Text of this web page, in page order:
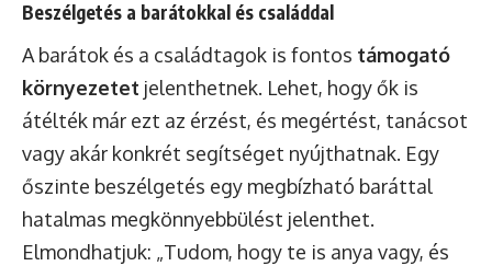
Beszélgetés a barátokkal és családdal
A barátok és a családtagok is fontos támogató
környezetet jelenthetnek. Lehet, hogy ők is
átélték már ezt az érzést, és megértést, tanácsot
vagy akár konkrét segítséget nyújthatnak. Egy
őszinte beszélgetés egy megbízható baráttal
hatalmas megkönnyebbülést jelenthet.
Elmondhatjuk: „Tudom, hogy te is anya vagy, és